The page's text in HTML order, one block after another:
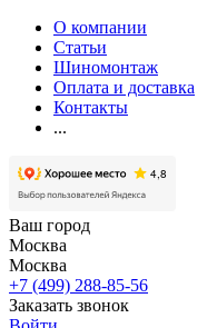
О компании
Статьи
Шиномонтаж
Оплата и доставка
Контакты
...
Ваш город
Москва
Москва
+7 (499) 288-85-56
Заказать звонок